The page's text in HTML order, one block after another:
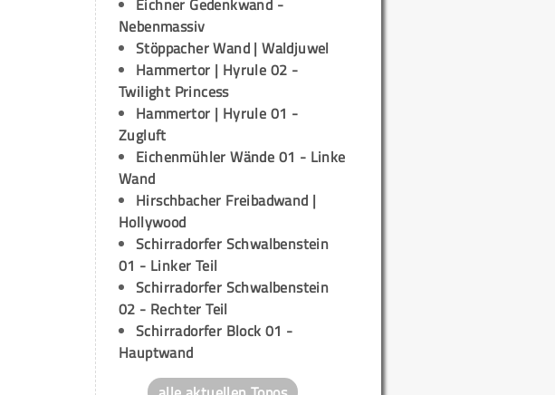
Eichner Gedenkwand -
Nebenmassiv
Stöppacher Wand | Waldjuwel
Hammertor | Hyrule 02 -
Twilight Princess
Hammertor | Hyrule 01 -
Zugluft
Eichenmühler Wände 01 - Linke
Wand
Hirschbacher Freibadwand |
Hollywood
Schirradorfer Schwalbenstein
01 - Linker Teil
Schirradorfer Schwalbenstein
02 - Rechter Teil
Schirradorfer Block 01 -
Hauptwand